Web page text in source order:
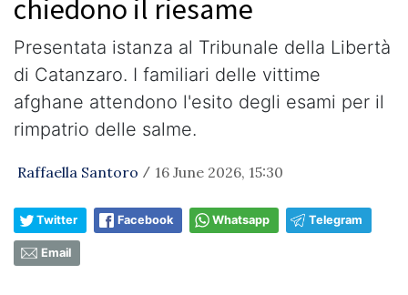
chiedono il riesame
Presentata istanza al Tribunale della Libertà
di Catanzaro. I familiari delle vittime
afghane attendono l'esito degli esami per il
rimpatrio delle salme.
Raffaella Santoro / 16 June 2026, 15:30
Twitter Facebook Whatsapp Telegram
Email